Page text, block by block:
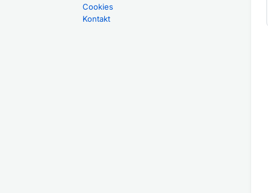
Cookies
Kontakt